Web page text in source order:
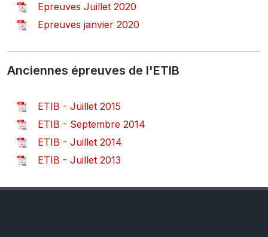
Epreuves Juillet 2020
Epreuves janvier 2020
Anciennes épreuves de l'ETIB
ETIB - Juillet 2015
ETIB - Septembre 2014
ETIB - Juillet 2014
ETIB - Juillet 2013